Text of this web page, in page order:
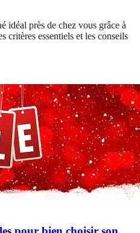
idéal près de chez vous grâce à
critères essentiels et les conseils